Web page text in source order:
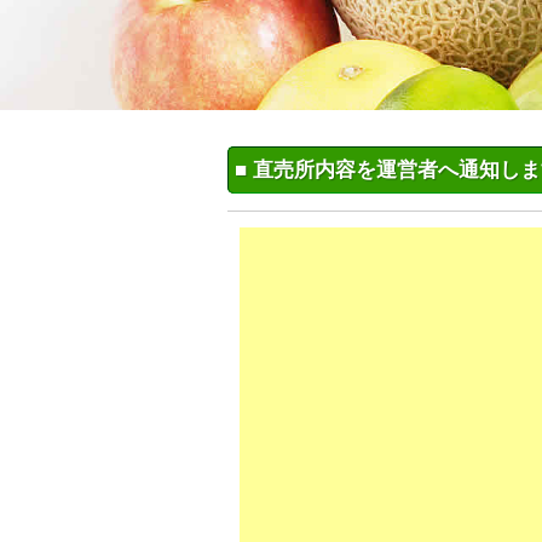
■ 直売所内容を運営者へ通知し